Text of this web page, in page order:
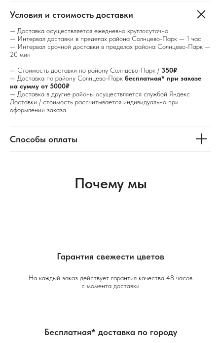
Условия и стоимость доставки
— Доставка осуществляется ежедневно круглосуточно
— Интервал доставки в пределах района Солнцево-Парк — 1 час
— Интервал срочной доставки в пределах района Солнцево-Парк —
20 мин
— Стоимость доставки по району Солнцево-Парк / 350₽
— Доставка по району Солнцево-Парк бесплатная* при заказе
на сумму от 5000₽
— Доставка в другие районы осуществляется службой Яндекс
Доставки / стоимость рассчитывается индивидуально при
оформлении заказа
Способы оплаты
Почему мы
Гарантия свежести цветов
На каждый заказ действует гарантия качества 48 часов
с момента доставки
Бесплатная* доставка по городу